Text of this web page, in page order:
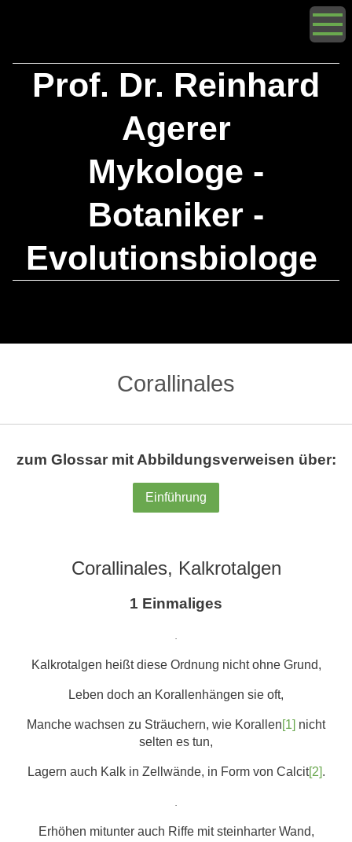
Prof. Dr. Reinhard
Agerer
Mykologe -
Botaniker -
Evolutionsbiologe
Corallinales
zum Glossar mit Abbildungsverweisen über:
Einführung
Corallinales, Kalkrotalgen
1 Einmaliges
Kalkrotalgen heißt diese Ordnung nicht ohne Grund,
Leben doch an Korallenhängen sie oft,
Manche wachsen zu Sträuchern, wie Korallen[1] nicht
selten es tun,
Lagern auch Kalk in Zellwände, in Form von Calcit[2].
Erhöhen mitunter auch Riffe mit steinharter Wand,